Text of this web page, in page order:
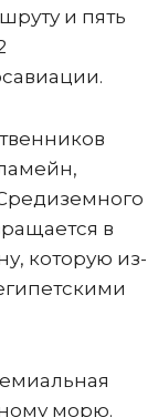
и пять
в
которую из-
морю.